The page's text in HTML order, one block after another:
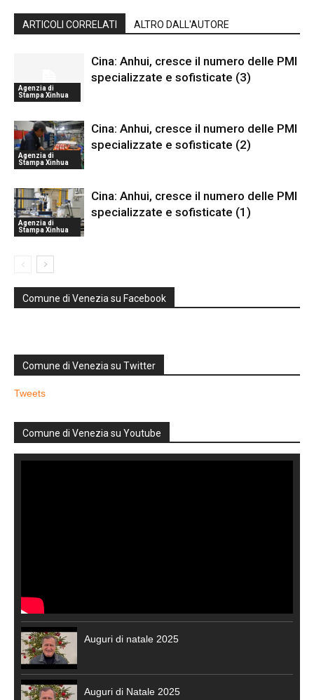
ARTICOLI CORRELATI ALTRO DALL'AUTORE
Agenzia di
Stampa Xinhua
Cina: Anhui, cresce il numero delle PMI
specializzate e sofisticate (3)
Agenzia di
Stampa Xinhua
Cina: Anhui, cresce il numero delle PMI
specializzate e sofisticate (2)
Agenzia di
Stampa Xinhua
Cina: Anhui, cresce il numero delle PMI
specializzate e sofisticate (1)
Comune di Venezia su Facebook
Comune di Venezia su Twitter
Tweets
Comune di Venezia su Youtube
Auguri di natale 2025
Auguri di Natale 2025